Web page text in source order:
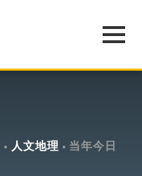
人文地理 当年今日